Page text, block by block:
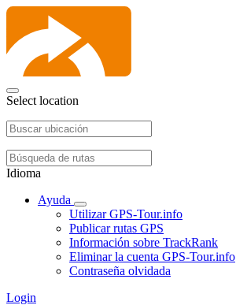
Select location
Idioma
Ayuda
Utilizar GPS-Tour.info
Publicar rutas GPS
Información sobre TrackRank
Eliminar la cuenta GPS-Tour.info
Contraseña olvidada
Login